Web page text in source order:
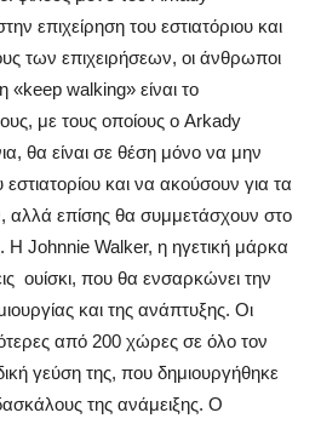
επιχείρηση του εστιατόριου και
των επιχειρήσεων, οι άνθρωποι
«keep walking» είναι το
με τους οποίους ο Arkady
θα είναι σε θέση μόνο να μην
εστιατορίου και να ακούσουν για τα
αλλά επίσης θα συμμετάσχουν στο
Johnnie Walker, η ηγετική μάρκα
ουίσκι, που θα ενσαρκώνει την
και της ανάπτυξης. Οι
από 200 χώρες σε όλο τον
γεύση της, που δημιουργήθηκε
της ανάμειξης. Ο